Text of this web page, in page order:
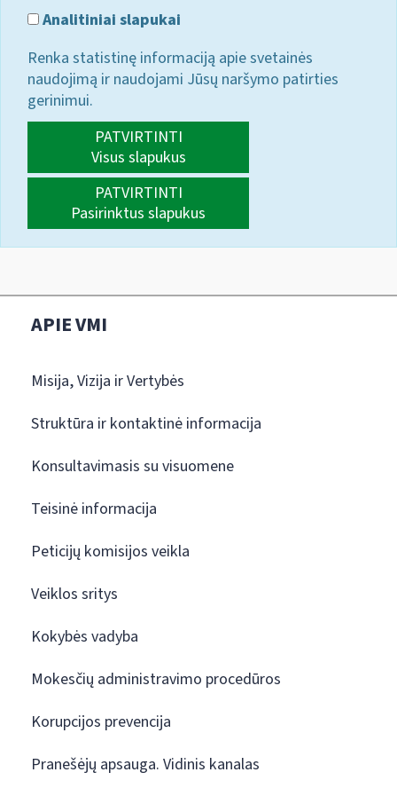
Analitiniai slapukai
Renka statistinę informaciją apie svetainės
naudojimą ir naudojami Jūsų naršymo patirties
gerinimui.
PATVIRTINTI
Visus slapukus
PATVIRTINTI
Pasirinktus slapukus
APIE VMI
Misija, Vizija ir Vertybės
Struktūra ir kontaktinė informacija
Konsultavimasis su visuomene
Teisinė informacija
Peticijų komisijos veikla
Veiklos sritys
Kokybės vadyba
Mokesčių administravimo procedūros
Korupcijos prevencija
Pranešėjų apsauga. Vidinis kanalas